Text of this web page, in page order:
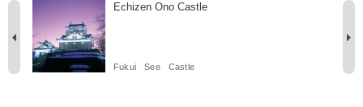
Echizen Ono Castle
Fukui See Castle